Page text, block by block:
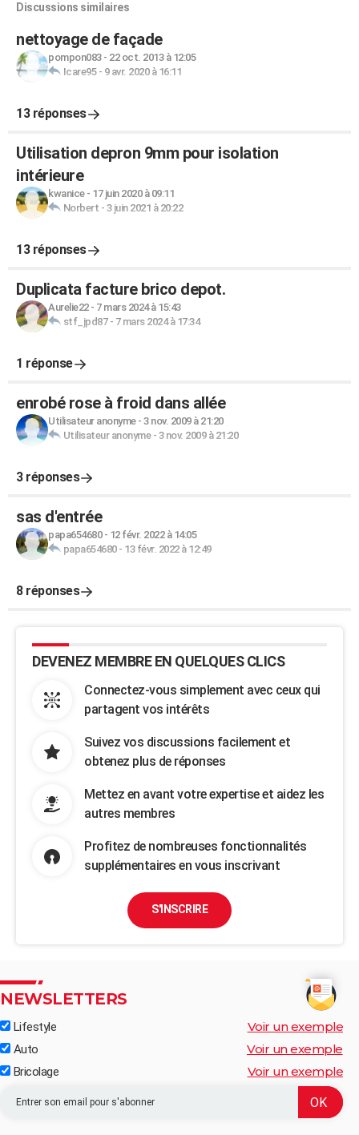
Discussions similaires
nettoyage de façade
pompon083- 22 oct. 2013 à 12:05
Icare95- 9 avr. 2020 à 16:11
13 réponses
Utilisation depron 9mm pour isolation
intérieure
kwanice- 17 juin 2020 à 09:11
Norbert - 3 juin 2021 à 20:22
13 réponses
Duplicata facture brico depot.
Aurelie22- 7 mars 2024 à 15:43
stf_jpd87- 7 mars 2024 à 17:34
1 réponse
enrobé rose à froid dans allée
Utilisateur anonyme- 3 nov. 2009 à 21:20
Utilisateur anonyme- 3 nov. 2009 à 21:20
3 réponses
sas d'entrée
papa654680- 12 févr. 2022 à 14:05
papa654680- 13 févr. 2022 à 12:49
8 réponses
DEVENEZ MEMBRE EN QUELQUES CLICS
Connectez-vous simplement avec ceux qui
partagent vos intérêts
Suivez vos discussions facilement et
obtenez plus de réponses
Mettez en avant votre expertise et aidez les
autres membres
Profitez de nombreuses fonctionnalités
supplémentaires en vous inscrivant
S'INSCRIRE
NEWSLETTERS
Lifestyle Voir un exemple
Auto Voir un exemple
Bricolage Voir un exemple